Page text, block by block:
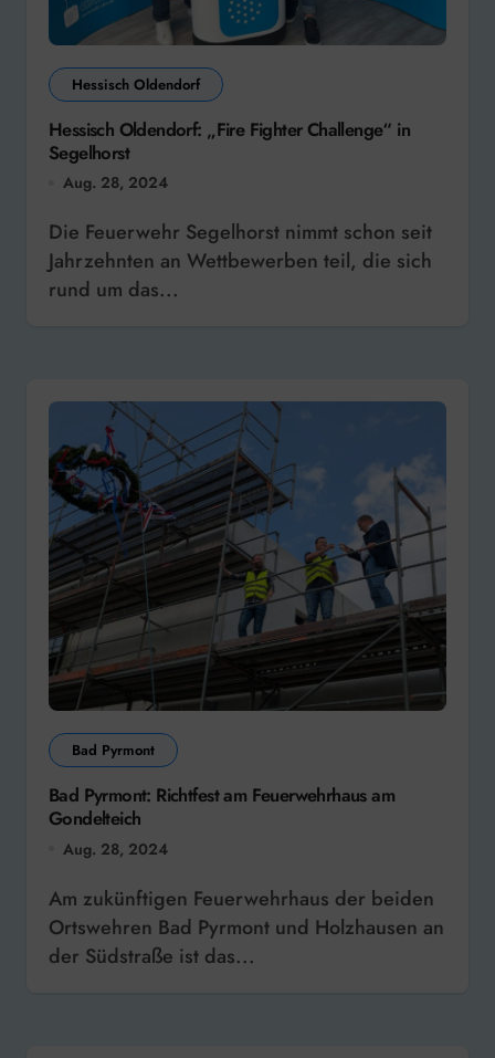
Hessisch Oldendorf
Hessisch Oldendorf: „Fire Fighter Challenge“ in
Segelhorst
Aug. 28, 2024
Die Feuerwehr Segelhorst nimmt schon seit
Jahrzehnten an Wettbewerben teil, die sich
rund um das...
Bad Pyrmont
Bad Pyrmont: Richtfest am Feuerwehrhaus am
Gondelteich
Aug. 28, 2024
Am zukünftigen Feuerwehrhaus der beiden
Ortswehren Bad Pyrmont und Holzhausen an
der Südstraße ist das...